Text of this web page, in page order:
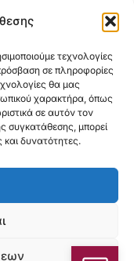
τεχνολογίες
σε πληροφορίες
θα μας
χαρακτήρα, όπως
σε αυτόν τον
συγκατάθεσης, μπορεί
και δυνατότητες.
| Α.Φ.Μ. 801086294 –